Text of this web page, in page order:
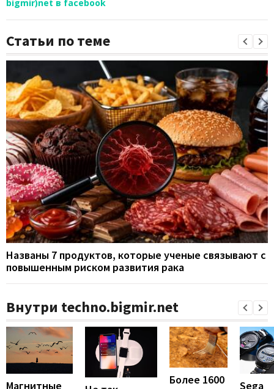
bigmir)net в facebook
Статьи по теме
Названы 7 продуктов, которые ученые связывают с
повышенным риском развития рака
Внутри techno.bigmir.net
Магнитные
Более 1600
Sega